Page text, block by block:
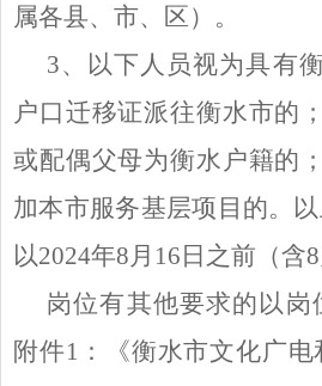
属各县、市、区）。
3、以下人员视为具有
户口迁移证派往衡水市的
或配偶父母为衡水户籍的
加本市服务基层项目的。
以2024年8月16日之前（含
岗位有其他要求的以岗
附件1：《衡水市文化广